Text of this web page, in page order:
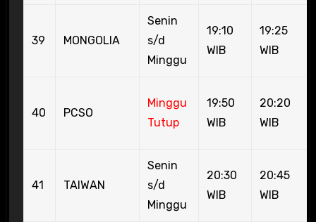
39 MONGOLIA
Senin
s/d
Minggu
19:10
WIB
19:25
WIB
40 PCSO
Minggu
Tutup
19:50
WIB
20:20
WIB
41 TAIWAN
Senin
s/d
Minggu
20:30
WIB
20:45
WIB